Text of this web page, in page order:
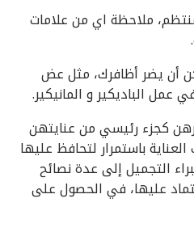
ملاحظة اي من علامات
أن يضر أظافرك، مثل عض
عمل الباديكير و المانيكير.
كجزء رئيسي من عنايتهن
باستمرار لتحافظ عليها
التجميل إلى عدة نصائح
عليها، في الحصول على